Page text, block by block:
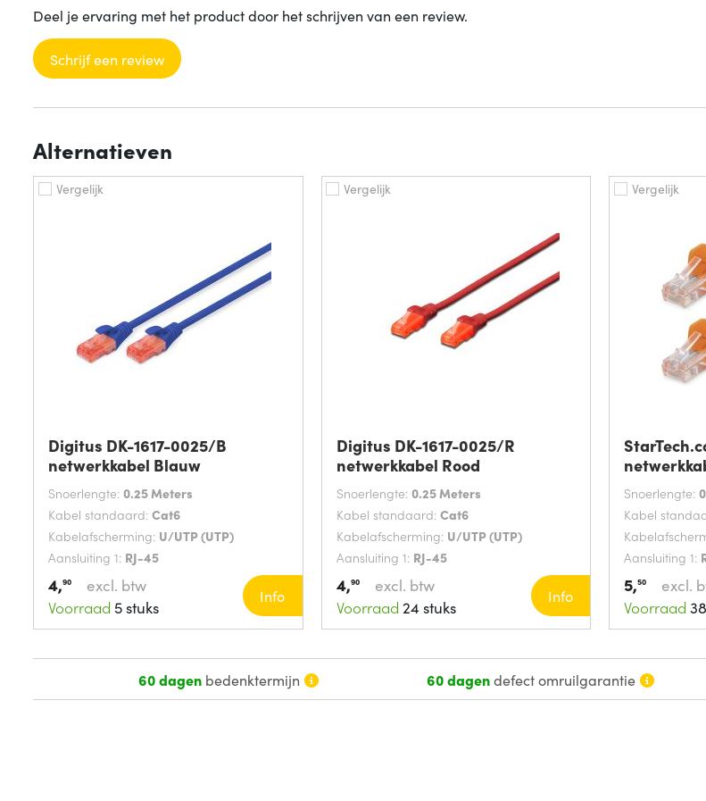
Deel je ervaring met het product door het schrijven van een review.
Schrijf een review
Alternatieven
Vergelijk
Digitus DK-1617-0025/B
netwerkkabel Blauw
Snoerlengte: 0.25 Meters
Kabel standaard: Cat6
Kabelafscherming: U/UTP (UTP)
Aansluiting 1: RJ-45
4,90
excl. btw
Voorraad 5 stuks
Info
Vergelijk
Digitus DK-1617-0025/R
netwerkkabel Rood
Snoerlengte: 0.25 Meters
Kabel standaard: Cat6
Kabelafscherming: U/UTP (UTP)
Aansluiting 1: RJ-45
4,90
excl. btw
Voorraad 24 stuks
Info
Vergelijk
Snoerlengte:
Kabel
Aansluiting 1:
5,50
excl.
Voorraad
60 dagenbedenktermijn 60 dagendefect omruilgarantie